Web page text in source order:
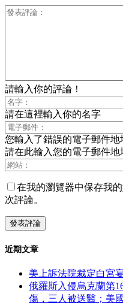
請輸入你的評論！
請在這裡輸入你的名字
您輸入了錯誤的電子郵件地
請在此輸入您的電子郵件地
在我的瀏覽器中保存我
次評論。
近期文章
美上訴法院裁定白宮
俄羅斯入侵烏克蘭第
傷，三人被送醫；美